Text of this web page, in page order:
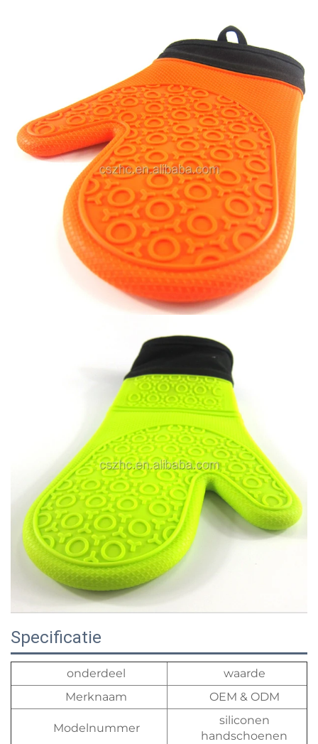
Specificatie
onderdeel
waarde
Merknaam
OEM & ODM
Modelnummer
siliconen
handschoenen